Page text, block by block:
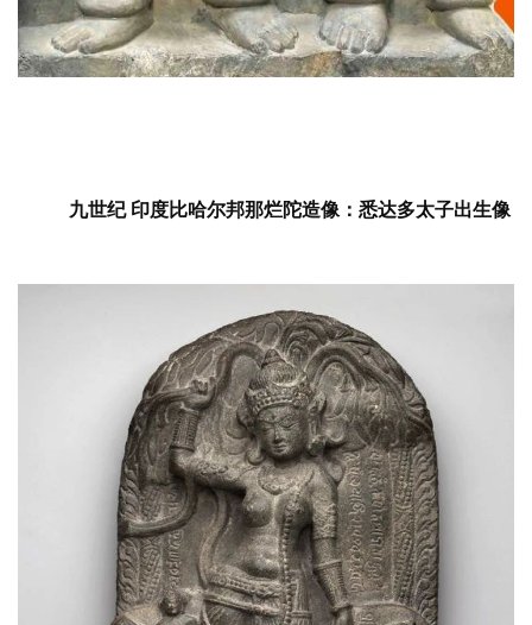
人
物
频
登录 注册
九世纪 印度比哈尔邦那烂陀造像：悉达多太子出生像